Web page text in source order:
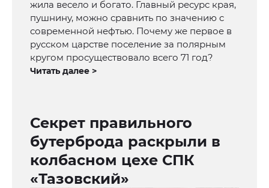
жила весело и богато. Главный ресурс края,
пушнину, можно сравнить по значению с
современной нефтью. Почему же первое в
русском царстве поселение за полярным
кругом просуществовало всего 71 год?
Читать далее >
Секрет правильного
бутерброда раскрыли в
колбасном цехе СПК
«Тазовский»